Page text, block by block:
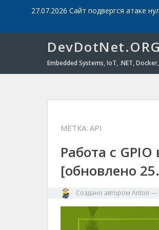
27.07.2026 Сайт подвергся атаке
DevDotNet.ORG
Embedded Systems, IoT, .NET,
МЕТКА: API
Работа с
[обновлено
Создано автором Anton —